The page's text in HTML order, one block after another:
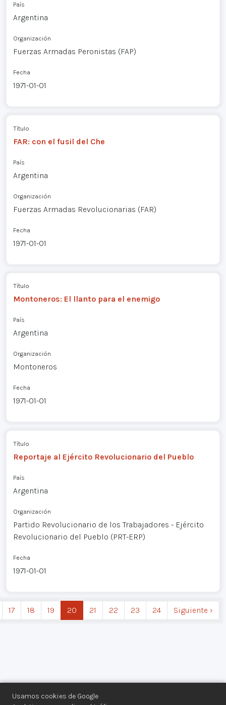
Usamos cookies de Google
País
Argentina
Organización
Fuerzas Armadas Peronistas (FAP)
Fecha
1971-01-01
Título
FAR: con el fusil del Che
País
Argentina
Organización
Fuerzas Armadas Revolucionarias (FAR)
Fecha
1971-01-01
Título
Montoneros: El llanto para el enemigo
País
Argentina
Organización
Montoneros
Fecha
1971-01-01
Título
Reportaje al Ejército Revolucionario del Pueblo
País
Argentina
Organización
Partido Revolucionario de los Trabajadores - Ejército
Revolucionario del Pueblo (PRT-ERP)
Fecha
1971-01-01
17 18 19 20 21 22 23 24 Siguiente ›